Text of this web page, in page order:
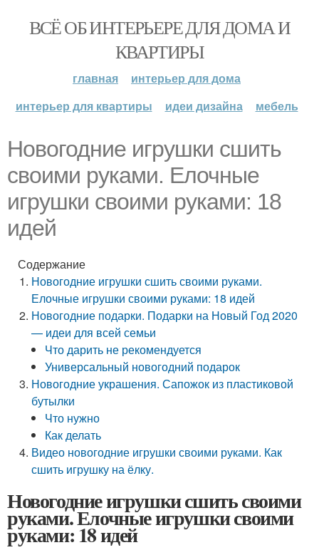
ВСЁ ОБ ИНТЕРЬЕРЕ ДЛЯ ДОМА И
КВАРТИРЫ
главная
интерьер для дома
интерьер для квартиры
идеи дизайна мебель
Новогодние игрушки сшить
своими руками. Елочные
игрушки своими руками: 18
идей
Содержание
Новогодние игрушки сшить своими руками.
Елочные игрушки своими руками: 18 идей
Новогодние подарки. Подарки на Новый Год 2020
— идеи для всей семьи
Что дарить не рекомендуется
Универсальный новогодний подарок
Новогодние украшения. Сапожок из пластиковой
бутылки
Что нужно
Как делать
Видео новогодние игрушки своими руками. Как
сшить игрушку на ёлку.
Новогодние игрушки сшить своими
руками. Елочные игрушки своими
руками: 18 идей